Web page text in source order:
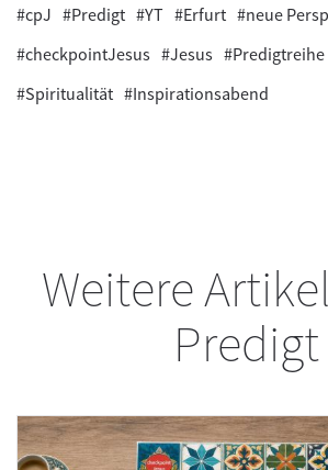
#cpJ #Predigt #YT #Erfurt #neue
#checkpointJesus #Jesus #Predigtreihe
#Spiritualität #Inspirationsabend
Weitere
Predigt